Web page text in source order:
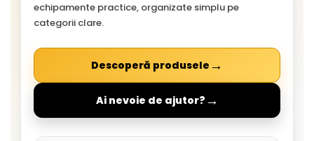
echipamente practice, organizate simplu pe
categorii clare.
Descoperă produsele →
Ai nevoie de ajutor? →